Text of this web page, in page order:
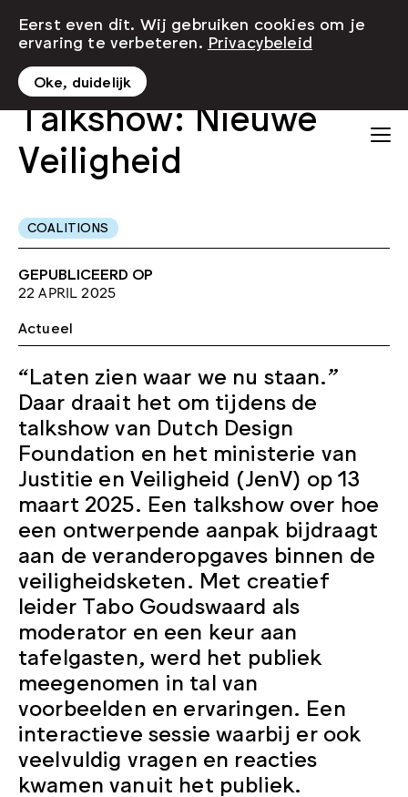
Talkshow: Nieuwe
Veiligheid
COALITIONS
GEPUBLICEERD OP
22 APRIL 2025
Actueel
“Laten zien waar we nu staan.”
Daar draait het om tijdens de
talkshow van Dutch Design
Foundation en het ministerie van
Justitie en Veiligheid (JenV) op 13
maart 2025. Een talkshow over hoe
een ontwerpende aanpak bijdraagt
aan de veranderopgaves binnen de
veiligheidsketen. Met creatief
leider Tabo Goudswaard als
moderator en een keur aan
tafelgasten, werd het publiek
meegenomen in tal van
voorbeelden en ervaringen. Een
interactieve sessie waarbij er ook
veelvuldig vragen en reacties
kwamen vanuit het publiek.
Eerst even dit. Wij gebruiken cookies om je
ervaring te verbeteren. Privacybeleid
Oke, duidelijk